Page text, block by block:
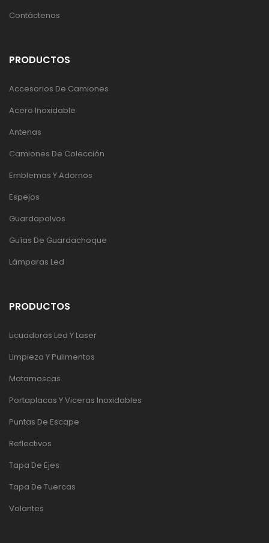
Contáctenos
PRODUCTOS
Accesorios De Camiones
Acero Inoxidable
Antenas
Camiones De Colección
Emblemas Y Adornos
Espejos
Guardapolvos
Guías De Guardachoque
Lámparas Led
PRODUCTOS
Licuadoras Led Y Laser
Limpieza Y Pulimentos
Matamoscas
Portaplacas Y Viceras Inoxidables
Puntas De Escape
Reflectivos
Tapa De Ejes
Tapa De Tuercas
Volantes